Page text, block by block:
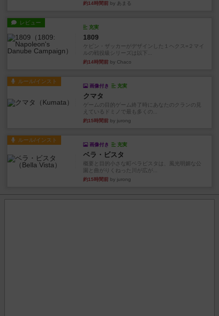
約14時間前 by あまる
レビュー
充実
1809
ケビン・ザッカーがデザインした１ヘクス=２マイ
ルの戦役級シリーズは以下...
約14時間前 by Chaco
ルール/インスト
画像付き 充実
クマタ
ゲームの目的ゲーム終了時にあなたのクランの見
えているドミノで最も多くの...
約15時間前 by jurong
ルール/インスト
画像付き 充実
ベラ・ビスタ
概要と目的小さな町ベラビスタは、風光明媚な公
園と曲がりくねった川が広が...
約15時間前 by jurong